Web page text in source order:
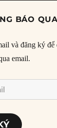
BÁO
và đăng ký
email.